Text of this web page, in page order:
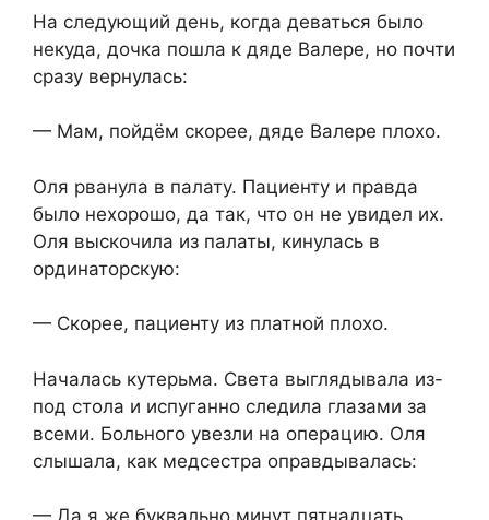
На следующий день, когда деваться было
некуда, дочка пошла к дяде Валере, но почти
сразу вернулась:
— Мам, пойдём скорее, дяде Валере плохо.
Оля рванула в палату. Пациенту и правда
было нехорошо, да так, что он не увидел их.
Оля выскочила из палаты, кинулась в
ординаторскую:
— Скорее, пациенту из платной плохо.
Началась кутерьма. Света выглядывала из-
под стола и испуганно следила глазами за
всеми. Больного увезли на операцию. Оля
слышала, как медсестра оправдывалась: